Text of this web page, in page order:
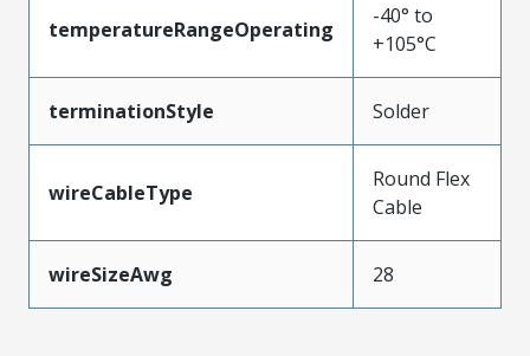
temperatureRangeOperating
-40° to
+105°C
terminationStyle Solder
wireCableType
Round Flex
Cable
wireSizeAwg 28